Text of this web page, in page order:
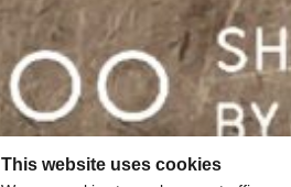
This website uses cookies